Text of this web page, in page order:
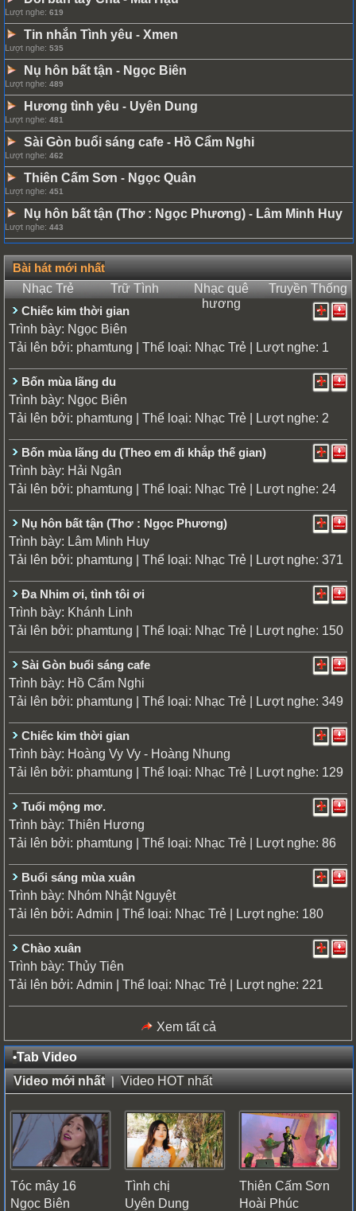
Lượt nghe: 619
Tin nhắn Tình yêu - Xmen
Lượt nghe: 535
Nụ hôn bất tận - Ngọc Biên
Lượt nghe: 489
Hương tình yêu - Uyên Dung
Lượt nghe: 481
Sài Gòn buổi sáng cafe - Hồ Cẩm Nghi
Lượt nghe: 462
Thiên Cấm Sơn - Ngọc Quân
Lượt nghe: 451
Nụ hôn bất tận (Thơ : Ngọc Phương) - Lâm Minh Huy
Lượt nghe: 443
Bài hát mới nhất
Nhạc Trẻ
Trữ Tình
Nhạc quê
hương
Truyền Thống
Chiếc kim thời gian
Trình bày: Ngọc Biên
Tải lên bởi: phamtung | Thể loại: Nhạc Trẻ | Lượt nghe: 1
Bốn mùa lãng du
Trình bày: Ngọc Biên
Tải lên bởi: phamtung | Thể loại: Nhạc Trẻ | Lượt nghe: 2
Bốn mùa lãng du (Theo em đi khắp thế gian)
Trình bày: Hải Ngân
Tải lên bởi: phamtung | Thể loại: Nhạc Trẻ | Lượt nghe: 24
Nụ hôn bất tận (Thơ : Ngọc Phương)
Trình bày: Lâm Minh Huy
Tải lên bởi: phamtung | Thể loại: Nhạc Trẻ | Lượt nghe: 371
Đa Nhim ơi, tình tôi ơi
Trình bày: Khánh Linh
Tải lên bởi: phamtung | Thể loại: Nhạc Trẻ | Lượt nghe: 150
Sài Gòn buổi sáng cafe
Trình bày: Hồ Cẩm Nghi
Tải lên bởi: phamtung | Thể loại: Nhạc Trẻ | Lượt nghe: 349
Chiếc kim thời gian
Trình bày: Hoàng Vy Vy - Hoàng Nhung
Tải lên bởi: phamtung | Thể loại: Nhạc Trẻ | Lượt nghe: 129
Tuổi mộng mơ.
Trình bày: Thiên Hương
Tải lên bởi: phamtung | Thể loại: Nhạc Trẻ | Lượt nghe: 86
Buổi sáng mùa xuân
Trình bày: Nhóm Nhật Nguyệt
Tải lên bởi: Admin | Thể loại: Nhạc Trẻ | Lượt nghe: 180
Chào xuân
Trình bày: Thủy Tiên
Tải lên bởi: Admin | Thể loại: Nhạc Trẻ | Lượt nghe: 221
Xem tất cả
•Tab Video
Video mới nhất|Video HOT nhất
Tóc mây 16
Ngọc Biên
Tình chị
Uyên Dung
Thiên Cấm Sơn
Hoài Phúc